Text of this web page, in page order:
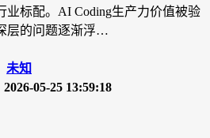
业标配。AI Coding生产力价值被验
层的问题逐渐浮…
未知
2026-05-25 13:59:18